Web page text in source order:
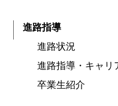
進路指導
進路状況
進路指導・キャリ
卒業生紹介